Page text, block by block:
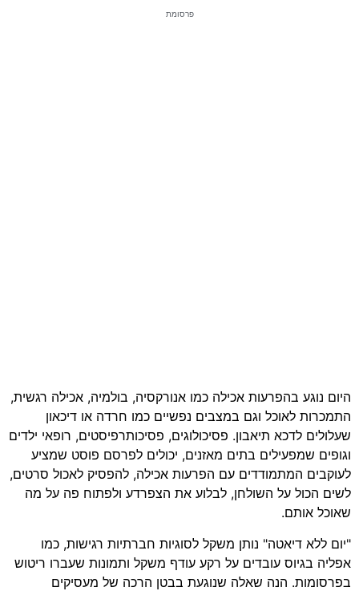
פרסומת
היום נוגע בהפרעות אכילה כמו אנורקסיה, בולמיה, אכילה רגשית,
התמכרות לאוכל וגם במצבים נפשיים כמו חרדה או דיכאון
שעלולים לדכא תיאבון. פסיכולוגים, פסיכותרפיסטים, רופאי ילדים
וגופים שמפעילים בתים מאזנים, יכולים לפרסם פוסט שמציע
לעוקבים המתמודדים עם הפרעות אכילה, להפסיק לאכול סרטים,
לשים הכול על השולחן, לבלוע את הצפרדע ולפתוח פה על מה
שאוכל אותם.
"יום ללא דיאטה" נותן משקל לסוגיות חברתיות רגישות, כמו
אפליה בגיוס עובדים על רקע עודף משקל ותמונות שעברו ריטוש
בפרסומות. הנה שאלה שנוגעת בבטן הרכה של מעסיקים